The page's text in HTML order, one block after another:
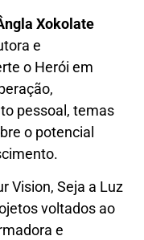
Xokolate
e
o Herói em
pessoal, temas
o potencial
Vision, Seja a Luz
voltados ao
e